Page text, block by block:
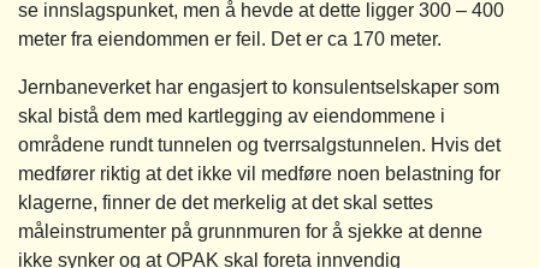
se innslagspunket, men å hevde at dette ligger 300 – 400
meter fra eiendommen er feil. Det er ca 170 meter.
Jernbaneverket har engasjert to konsulentselskaper som
skal bistå dem med kartlegging av eiendommene i
områdene rundt tunnelen og tverrsalgstunnelen. Hvis det
medfører riktig at det ikke vil medføre noen belastning for
klagerne, finner de det merkelig at det skal settes
måleinstrumenter på grunnmuren for å sjekke at denne
ikke synker og at OPAK skal foreta innvendig